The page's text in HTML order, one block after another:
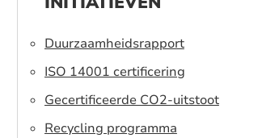
Duurzaamheidsrapport
ISO 14001 certificering
Gecertificeerde CO2-uitstoot
Recycling programma